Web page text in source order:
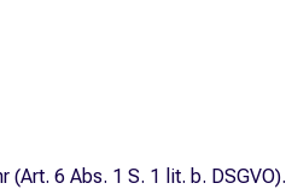
6 Abs. 1 S. 1 lit. b. DSGVO).